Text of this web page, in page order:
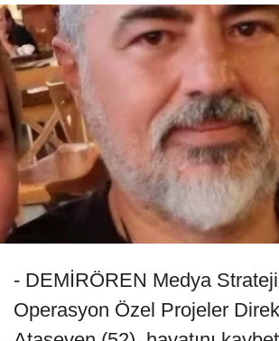
- DEMİRÖREN Medya
Operasyon Özel Projeler